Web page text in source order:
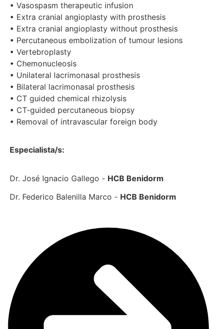
• Vasospasm therapeutic infusion
• Extra cranial angioplasty with prosthesis
• Extra cranial angioplasty without prosthesis
• Percutaneous embolization of tumour lesions
• Vertebroplasty
• Chemonucleosis
• Unilateral lacrimonasal prosthesis
• Bilateral lacrimonasal prosthesis
• CT guided chemical rhizolysis
• CT-guided percutaneous biopsy
• Removal of intravascular foreign body
Especialista/s:
Dr. José Ignacio Gallego - HCB Benidorm
Dr. Federico Balenilla Marco - HCB Benidorm